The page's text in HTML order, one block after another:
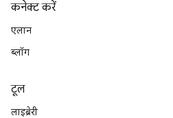
कनेक्ट करें
एलान
ब्लॉग
टूल
लाइब्रेरी